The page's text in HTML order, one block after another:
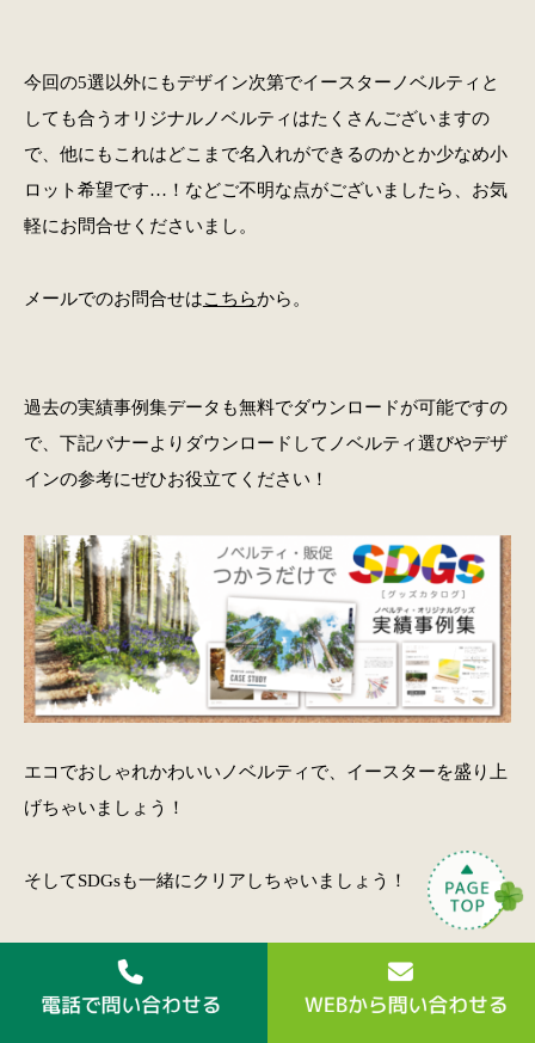
今回の5選以外にもデザイン次第でイースターノベルティと
しても合うオリジナルノベルティはたくさんございますの
で、他にもこれはどこまで名入れができるのかとか少なめ小
ロット希望です…！などご不明な点がございましたら、お気
軽にお問合せくださいまし。
メールでのお問合せはこちらから。
過去の実績事例集データも無料でダウンロードが可能ですの
で、下記バナーよりダウンロードしてノベルティ選びやデザ
インの参考にぜひお役立てください！
エコでおしゃれかわいいノベルティで、イースターを盛り上
げちゃいましょう！
そしてSDGsも一緒にクリアしちゃいましょう！
最後までご覧くださり、ありがとうございました！